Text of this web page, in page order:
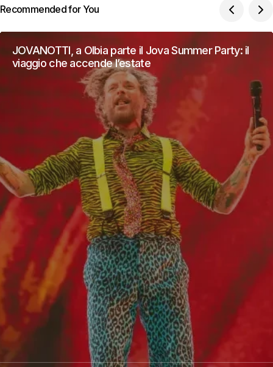
Recommended for You
JOVANOTTI, a Olbia parte il Jova Summer Party: il
viaggio che accende l’estate